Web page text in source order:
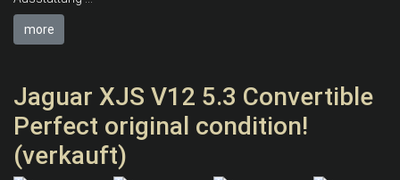
more
Jaguar XJS V12 5.3 Convertible
Perfect original condition!
(verkauft)